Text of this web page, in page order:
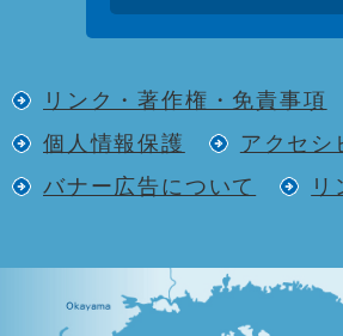
リンク・著作権・免責事項
個人情報保護
アクセシ
バナー広告について
リ